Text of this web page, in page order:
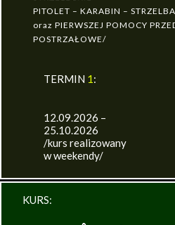
PITOLET – KARABIN – STRZELBA
oraz PIERWSZEJ POMOCY
POSTRZAŁOWE/
TERMIN 1:
12.09.2026 –
25.10.2026
/kurs realizowany
w weekendy/
KURS: